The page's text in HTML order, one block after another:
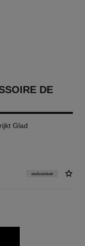
DE
Glad
exclusiviteit